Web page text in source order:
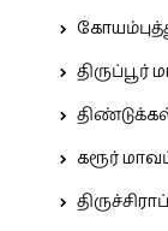
திருப்பூர்
கரூர்